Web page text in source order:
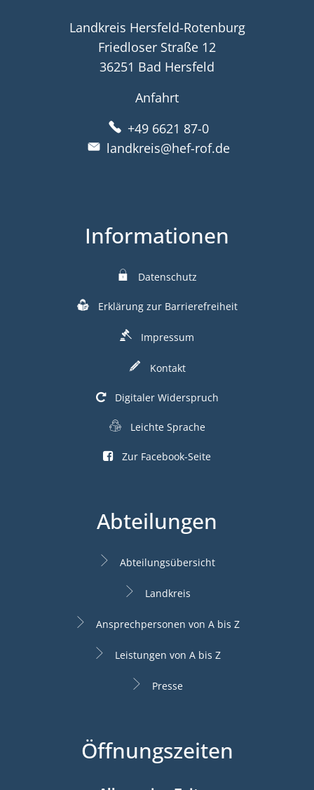
Landkreis Hersfeld-Rotenburg
Friedloser Straße 12
36251 Bad Hersfeld
Anfahrt
+49 6621 87-0
landkreis@hef-rof.de
Informationen
Datenschutz
Erklärung zur Barrierefreiheit
Impressum
Kontakt
Digitaler Widerspruch
Leichte Sprache
Zur Facebook-Seite
Abteilungen
Abteilungsübersicht
Landkreis
Ansprechpersonen von A bis Z
Leistungen von A bis Z
Presse
Öffnungszeiten